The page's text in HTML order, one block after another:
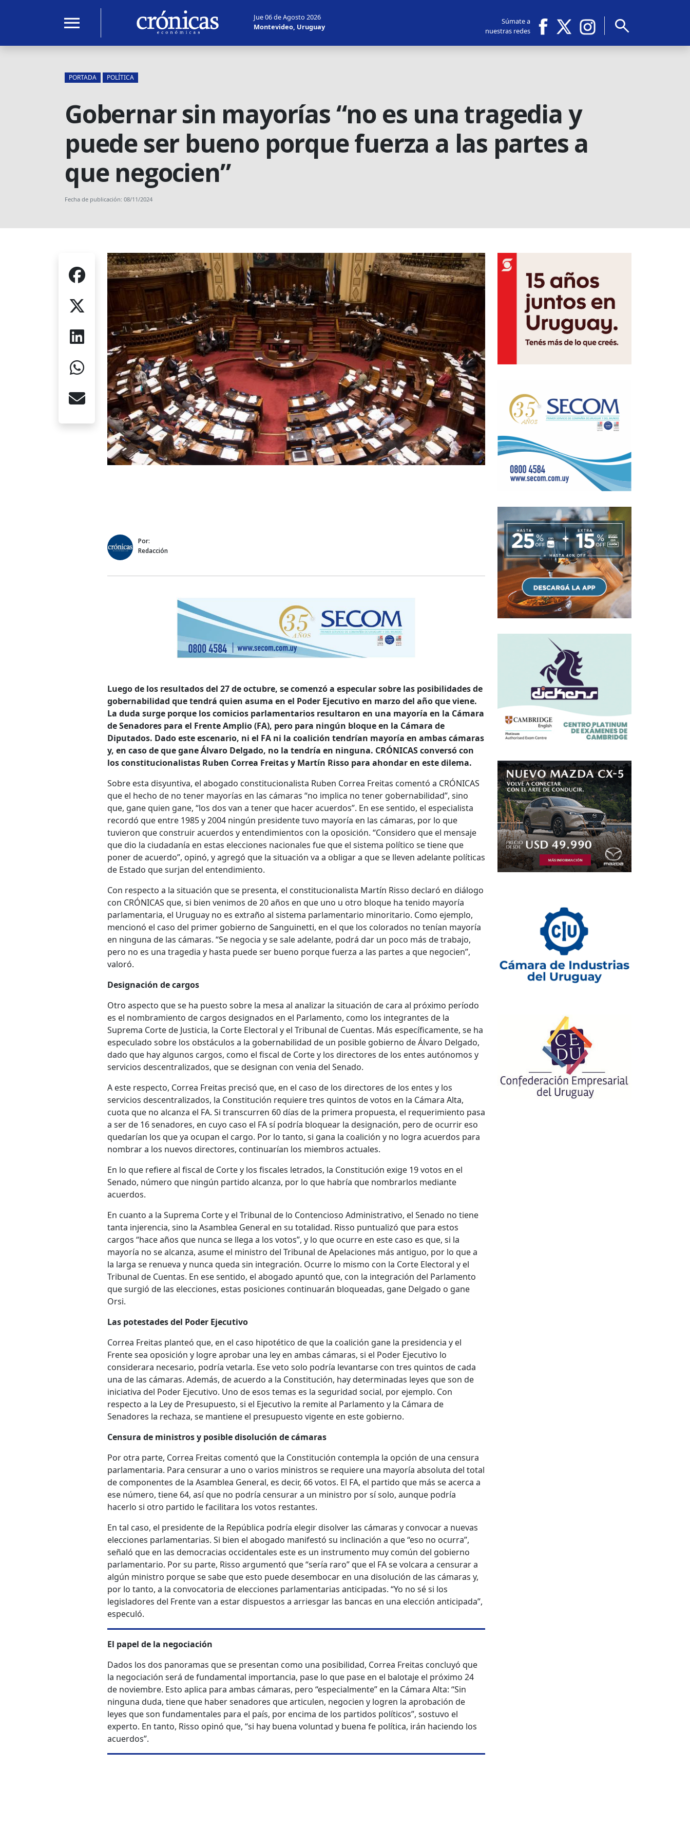
menu
Jue 06 de Agosto 2026
Montevideo, Uruguay
Súmate a
nuestras redes
search
PORTADA POLÍTICA
Gobernar sin mayorías “no es una tragedia y
puede ser bueno porque fuerza a las partes a
que negocien”
Fecha de publicación: 08/11/2024
Por:
Redacción
Luego de los resultados del 27 de octubre, se comenzó a especular sobre las posibilidades de
gobernabilidad que tendrá quien asuma en el Poder Ejecutivo en marzo del año que viene.
La duda surge porque los comicios parlamentarios resultaron en una mayoría en la Cámara
de Senadores para el Frente Amplio (FA), pero para ningún bloque en la Cámara de
Diputados. Dado este escenario, ni el FA ni la coalición tendrían mayoría en ambas cámaras
y, en caso de que gane Álvaro Delgado, no la tendría en ninguna. CRÓNICAS conversó con
los constitucionalistas Ruben Correa Freitas y Martín Risso para ahondar en este dilema.
Sobre esta disyuntiva, el abogado constitucionalista Ruben Correa Freitas comentó a CRÓNICAS
que el hecho de no tener mayorías en las cámaras “no implica no tener gobernabilidad”, sino
que, gane quien gane, “los dos van a tener que hacer acuerdos”. En ese sentido, el especialista
recordó que entre 1985 y 2004 ningún presidente tuvo mayoría en las cámaras, por lo que
tuvieron que construir acuerdos y entendimientos con la oposición. “Considero que el mensaje
que dio la ciudadanía en estas elecciones nacionales fue que el sistema político se tiene que
poner de acuerdo”, opinó, y agregó que la situación va a obligar a que se lleven adelante políticas
de Estado que surjan del entendimiento.
Con respecto a la situación que se presenta, el constitucionalista Martín Risso declaró en diálogo
con CRÓNICAS que, si bien venimos de 20 años en que uno u otro bloque ha tenido mayoría
parlamentaria, el Uruguay no es extraño al sistema parlamentario minoritario. Como ejemplo,
mencionó el caso del primer gobierno de Sanguinetti, en el que los colorados no tenían mayoría
en ninguna de las cámaras. “Se negocia y se sale adelante, podrá dar un poco más de trabajo,
pero no es una tragedia y hasta puede ser bueno porque fuerza a las partes a que negocien”,
valoró.
Designación de cargos
Otro aspecto que se ha puesto sobre la mesa al analizar la situación de cara al próximo período
es el nombramiento de cargos designados en el Parlamento, como los integrantes de la
Suprema Corte de Justicia, la Corte Electoral y el Tribunal de Cuentas. Más específicamente, se ha
especulado sobre los obstáculos a la gobernabilidad de un posible gobierno de Álvaro Delgado,
dado que hay algunos cargos, como el fiscal de Corte y los directores de los entes autónomos y
servicios descentralizados, que se designan con venia del Senado.
A este respecto, Correa Freitas precisó que, en el caso de los directores de los entes y los
servicios descentralizados, la Constitución requiere tres quintos de votos en la Cámara Alta,
cuota que no alcanza el FA. Si transcurren 60 días de la primera propuesta, el requerimiento pasa
a ser de 16 senadores, en cuyo caso el FA sí podría bloquear la designación, pero de ocurrir eso
quedarían los que ya ocupan el cargo. Por lo tanto, si gana la coalición y no logra acuerdos para
nombrar a los nuevos directores, continuarían los miembros actuales.
En lo que refiere al fiscal de Corte y los fiscales letrados, la Constitución exige 19 votos en el
Senado, número que ningún partido alcanza, por lo que habría que nombrarlos mediante
acuerdos.
En cuanto a la Suprema Corte y el Tribunal de lo Contencioso Administrativo, el Senado no tiene
tanta injerencia, sino la Asamblea General en su totalidad. Risso puntualizó que para estos
cargos “hace años que nunca se llega a los votos”, y lo que ocurre en este caso es que, si la
mayoría no se alcanza, asume el ministro del Tribunal de Apelaciones más antiguo, por lo que a
la larga se renueva y nunca queda sin integración. Ocurre lo mismo con la Corte Electoral y el
Tribunal de Cuentas. En ese sentido, el abogado apuntó que, con la integración del Parlamento
que surgió de las elecciones, estas posiciones continuarán bloqueadas, gane Delgado o gane
Orsi.
Las potestades del Poder Ejecutivo
Correa Freitas planteó que, en el caso hipotético de que la coalición gane la presidencia y el
Frente sea oposición y logre aprobar una ley en ambas cámaras, si el Poder Ejecutivo lo
considerara necesario, podría vetarla. Ese veto solo podría levantarse con tres quintos de cada
una de las cámaras. Además, de acuerdo a la Constitución, hay determinadas leyes que son de
iniciativa del Poder Ejecutivo. Uno de esos temas es la seguridad social, por ejemplo. Con
respecto a la Ley de Presupuesto, si el Ejecutivo la remite al Parlamento y la Cámara de
Senadores la rechaza, se mantiene el presupuesto vigente en este gobierno.
Censura de ministros y posible disolución de cámaras
Por otra parte, Correa Freitas comentó que la Constitución contempla la opción de una censura
parlamentaria. Para censurar a uno o varios ministros se requiere una mayoría absoluta del total
de componentes de la Asamblea General, es decir, 66 votos. El FA, el partido que más se acerca a
ese número, tiene 64, así que no podría censurar a un ministro por sí solo, aunque podría
hacerlo si otro partido le facilitara los votos restantes.
En tal caso, el presidente de la República podría elegir disolver las cámaras y convocar a nuevas
elecciones parlamentarias. Si bien el abogado manifestó su inclinación a que “eso no ocurra”,
señaló que en las democracias occidentales este es un instrumento muy común del gobierno
parlamentario. Por su parte, Risso argumentó que “sería raro” que el FA se volcara a censurar a
algún ministro porque se sabe que esto puede desembocar en una disolución de las cámaras y,
por lo tanto, a la convocatoria de elecciones parlamentarias anticipadas. “Yo no sé si los
legisladores del Frente van a estar dispuestos a arriesgar las bancas en una elección anticipada”,
especuló.
El papel de la negociación
Dados los dos panoramas que se presentan como una posibilidad, Correa Freitas concluyó que
la negociación será de fundamental importancia, pase lo que pase en el balotaje el próximo 24
de noviembre. Esto aplica para ambas cámaras, pero “especialmente” en la Cámara Alta: “Sin
ninguna duda, tiene que haber senadores que articulen, negocien y logren la aprobación de
leyes que son fundamentales para el país, por encima de los partidos políticos”, sostuvo el
experto. En tanto, Risso opinó que, “si hay buena voluntad y buena fe política, irán haciendo los
acuerdos”.